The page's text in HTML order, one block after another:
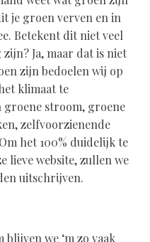
je groen verven en in
Betekent dit niet veel
Ja, maar dat is niet
zijn bedoelen wij op
klimaat te
groene stroom, groene
zelfvoorzienende
het 100% duidelijk te
lieve website, zullen we
uitschrijven.
we ‘m zo vaak